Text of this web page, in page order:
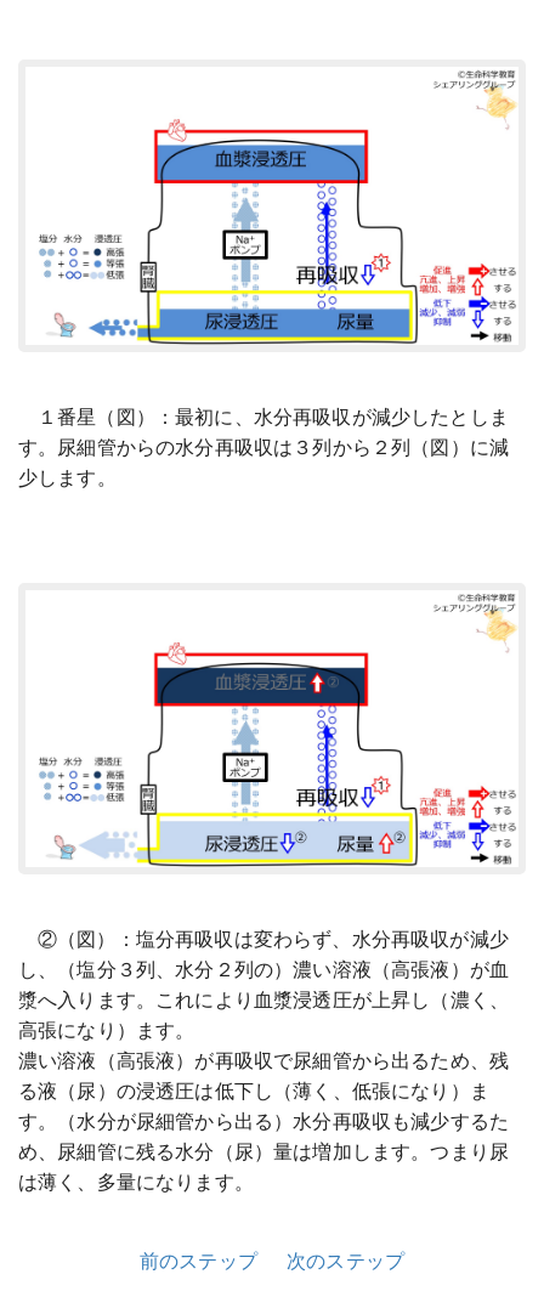
１番星（図）：最初に、水分再吸収が減少したとしま
す。尿細管からの水分再吸収は３列から２列（図）に減
少します。
②（図）：塩分再吸収は変わらず、水分再吸収が減少
し、（塩分３列、水分２列の）濃い溶液（高張液）が血
漿へ入ります。これにより血漿浸透圧が上昇し（濃く、
高張になり）ます。
濃い溶液（高張液）が再吸収で尿細管から出るため、残
る液（尿）の浸透圧は低下し（薄く、低張になり）ま
す。（水分が尿細管から出る）水分再吸収も減少するた
め、尿細管に残る水分（尿）量は増加します。つまり尿
は薄く、多量になります。
前のステップ 次のステップ